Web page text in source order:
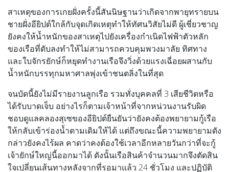
สาเหตุของการเกยฝั่งครั้งนี้สันนิษฐานว่าเกิดจากพายุทรายบน
ชายฝั่งอียิปต์ใกล้กับจุดเกิดเหตุทำให้ทัศนวิสัยไม่ดี ผู้เชี่ยวชาญ
ยังคงให้น้ำหนักของสาเหตุไปยังเครื่องกำเนิดไฟฟ้าตัวหลัก
ของเรือที่ดับลงทำให้ไม่สามารถควบคุมพวงมาลัย ทิศทาง
และใบจักรยักษ์ก็หยุดทำงานเรือจึงวิ่งด้วยแรงเฉี่อยผสานกับ
น้ำหนักบรรทุกมหาศาลพุ่งเข้าชนตลิ่งในที่สุด
จนบัดนี้ยังไม่มีรายงานลูกเรือ รวมทั่งบุคคลที่ 3 เสียชีวิตหรือ
ได้รับบาดเจ็บ อย่างไรก็ตามเจ้าหน้าที่จากหน่วนงานรับผิด
ชอบดูแลคลองสุเซของอียิปต์ยืนยันว่ายังคงต้องพยายามกู้เรือ
ให้กลับเข้าร่องน้ำตามเดิมให้ได้ แต่ถึงขณะนี้ความพยายามดัง
กล่าวยังคงไร้ผล คาดว่าคงต้องใช้เวลาอีกหลายวันกว่าที่จะกู้
เจ้ายักษ์ใหญ่นี้ออกมาได้ ดังนั้นเรือสินค้าจำนวนมากจึงตัดสิน
ใจเปลี่ยนเส้นทางหลังจากที่รอมาแล้ว 24 ชั่วโมง และปฏิบัติ